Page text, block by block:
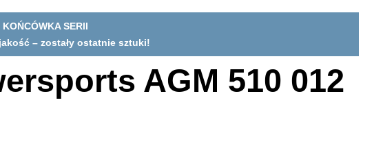
KOŃCÓWKA SERII
– zostały ostatnie sztuki!
AGM 510 012